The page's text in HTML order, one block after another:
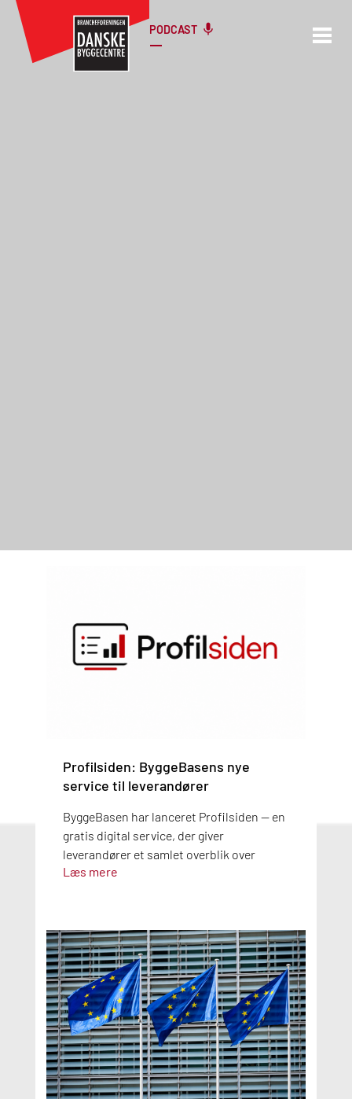
PODCAST
Profilsiden: ByggeBasens nye
service til leverandører
ByggeBasen har lanceret Profilsiden — en
gratis digital service, der giver
leverandører et samlet overblik over
produktdata, dokumentation og
Svanemærket, EU Ecolabel og FSC, gør
Profilsiden det nemmere at holde styr på,
om produkterne er korrekte og
opdaterede. Den 16. september afholder
vi webinar, hvor du kan lære mere om
siden og dens funktioner.
Læs mere